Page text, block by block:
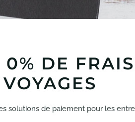
DE
solutions de paiement pour les